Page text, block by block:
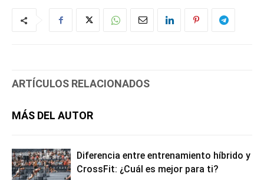
ARTÍCULOS RELACIONADOS
MÁS DEL AUTOR
Diferencia entre entrenamiento híbrido y
CrossFit: ¿Cuál es mejor para ti?